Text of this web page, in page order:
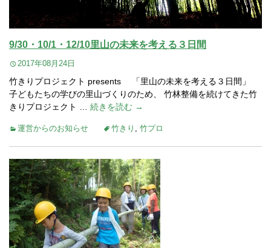
9/30・10/1・12/10里山の未来を考える３日間
2017年08月24日
竹きりプロジェクト presents 「里山の未来を考える３日間」
子どもたちの学びの里山づくりのため、 竹林整備を続けてきた竹
きりプロジェクト … 続きを読む →
運営からのお知らせ 竹きり , 竹プロ